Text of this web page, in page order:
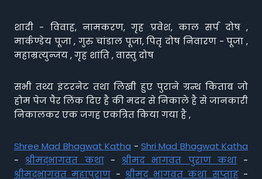
शादी - विवाह, नामकरण, गृह प्रवेश, काल सर्प दोष ,
मार्कण्डेय पूजा , गुरु चांडाल पूजा, पितृ दोष निवारण - पूजा ,
महाम्रत्युन्जय , गृह शांति , वास्तु दोष
सभी तथ्य इंटरनेट तथा लिखी हुए पुराने ग्रन्थ किताब जो
होम पेज पैर लिंक दिए है की मदद से निकाले है से जानकारी
निकालकर एक जगह एकत्रित किया गया है ,
Shree Mad Bhagwat Katha - Shri Mad Bhagwat Katha
- श्रीमद्भागवत कथा- श्रीमद भागवत पुराण कथा-
श्रीमद्भागवत महापुराण - श्रीमद् भागवत कथा सप्ताह-